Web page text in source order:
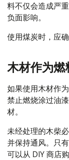
料不仅会造成严
负面影响。
使用煤炭时，应
木材作为燃
如果使用木材作
禁止燃烧涂过油
材。
未经处理的木柴
并保持通风。只
可以从 DIY 商店